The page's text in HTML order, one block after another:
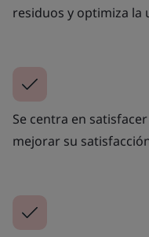
residuos y optimiza la
Se centra en
mejorar su